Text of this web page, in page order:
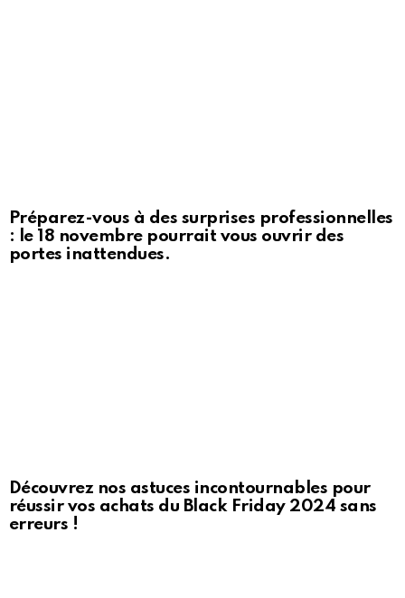
Préparez-vous à des surprises professionnelles
: le 18 novembre pourrait vous ouvrir des
portes inattendues.
Découvrez nos astuces incontournables pour
réussir vos achats du Black Friday 2024 sans
erreurs !